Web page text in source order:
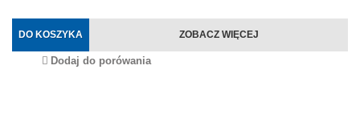
DO KOSZYKA ZOBACZ WIĘCEJ
Dodaj do porówania